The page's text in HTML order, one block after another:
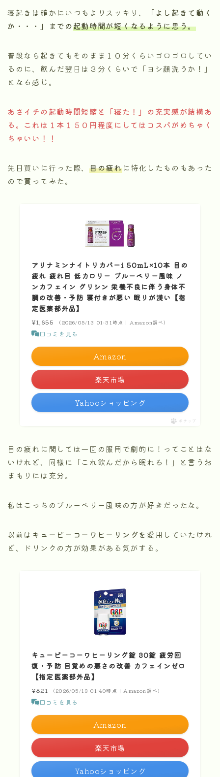
寝起きは確かにいつもよりスッキリ、
「よし起きて動く
か・・・」までの起動時間が短くなるように思う。
普段なら起きてもそのまま１０分くらいゴロゴロしてい
るのに、飲んだ翌日は３分くらいで「ヨシ顔洗うか！」
となる感じ。
あさイチの起動時間短縮と「寝た！」の充実感が結構あ
る。これは１本１５０円程度にしてはコスパがめちゃく
ちゃいい！！
先日買いに行った際、 目の疲れに特化したものもあった
ので買ってみた。
アリナミンナイトリカバーi 50mL×10本 目の
疲れ 疲れ目 低カロリー ブルーベリー風味 ノ
ンカフェイン グリシン 栄養不良に伴う身体不
調の改善・予防 寝付きが悪い 眠りが浅い【指
定医薬部外品】
¥1,655 （2026/05/13 01:31時点 | Amazon調べ）
口コミを見る
Amazon
楽天市場
Yahooショッピング
ポチップ
目の疲れに関しては一回の服用で劇的に！ってことはな
いけれど、同様に「これ飲んだから眠れる！」と言うお
まもりには充分。
私はこっちのブルーベリー風味の方が好きだったな。
以前は キューピーコーワヒーリングを愛用していたけれ
ど、ドリンクの方が効果がある気がする。
キューピーコーワヒーリング錠 30錠 疲労回
復・予防 目覚めの悪さの改善 カフェインゼロ
【指定医薬部外品】
¥821 （2026/05/13 01:40時点 | Amazon調べ）
口コミを見る
Amazon
楽天市場
Yahooショッピング